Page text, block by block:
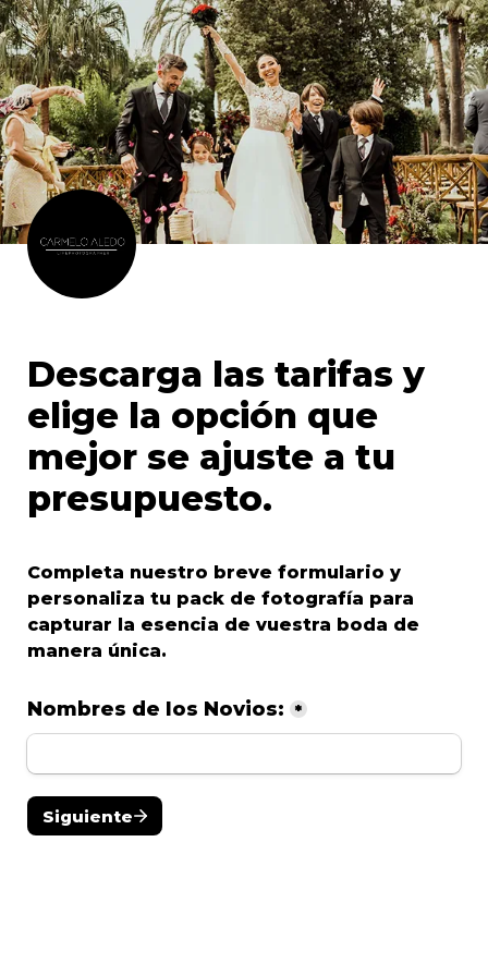
Descarga las tarifas y
elige la opción que
mejor se ajuste a tu
presupuesto.
Completa nuestro breve formulario y
personaliza tu pack de fotografía para
capturar la esencia de vuestra boda de
manera única.
Nombres de los Novios: *
Siguiente